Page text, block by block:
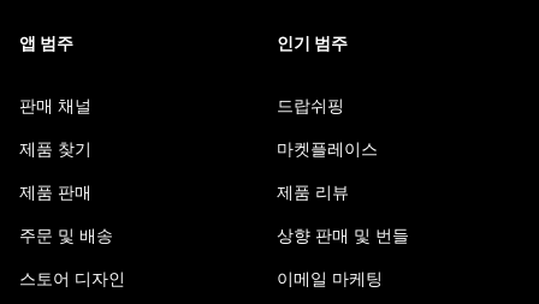
앱 범주
판매 채널
제품 찾기
제품 판매
주문 및 배송
스토어 디자인
인기 범주
드랍쉬핑
마켓플레이스
제품 리뷰
상향 판매 및 번들
이메일 마케팅